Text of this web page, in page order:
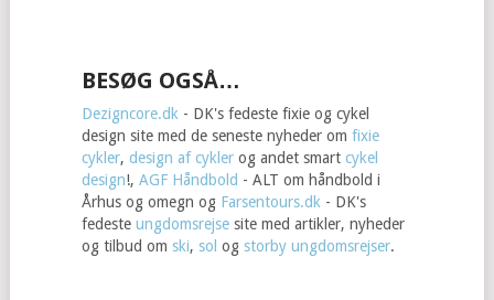
BESØG OGSÅ…
Dezigncore.dk - DK's fedeste fixie og cykel
design site med de seneste nyheder om fixie
cykler, design af cyklerog andet smart cykel
design!, AGF Håndbold - ALT om håndbold i
Århus og omegn og Farsentours.dk - DK's
fedeste ungdomsrejsesite med artikler, nyheder
og tilbud om ski, sol og storby ungdomsrejser.